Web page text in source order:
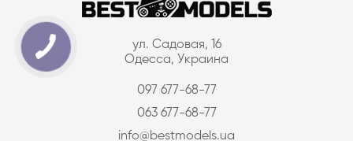
ул. Садовая, 16
Одесса, Украина
097 677-68-77
063 677-68-77
info@bestmodels.ua